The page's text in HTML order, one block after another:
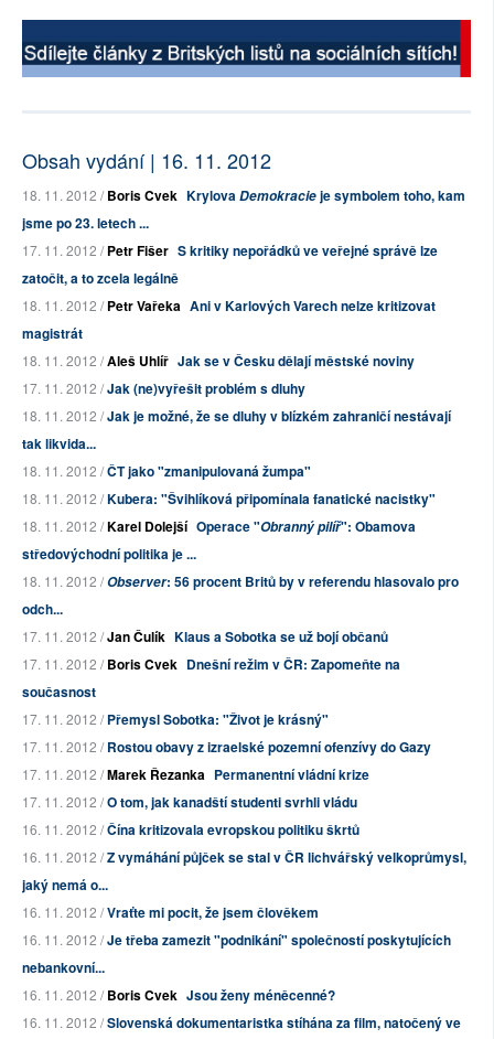
Obsah vydání | 16. 11. 2012
18. 11. 2012 /Boris Cvek KrylovaDemokracieje symbolem toho, kam
jsme po 23. letech ...
17. 11. 2012 /Petr Fišer S kritiky nepořádků ve veřejné správě lze
zatočit, a to zcela legálně
18. 11. 2012 /Petr Vařeka Ani v Karlových Varech nelze kritizovat
magistrát
18. 11. 2012 /Aleš Uhlíř Jak se v Česku dělají městské noviny
17. 11. 2012 /Jak (ne)vyřešit problém s dluhy
18. 11. 2012 /Jak je možné, že se dluhy v blízkém zahraničí nestávají
tak likvida...
18. 11. 2012 /ČT jako "zmanipulovaná žumpa"
18. 11. 2012 /Kubera: "Švihlíková připomínala fanatické nacistky"
18. 11. 2012 /Karel Dolejší Operace "Obranný pilíř": Obamova
středovýchodní politika je ...
18. 11. 2012 /Observer: 56 procent Britů by v referendu hlasovalo pro
odch...
17. 11. 2012 /Jan Čulík Klaus a Sobotka se už bojí občanů
17. 11. 2012 /Boris Cvek Dnešní režim v ČR: Zapomeňte na
současnost
17. 11. 2012 /Přemysl Sobotka: "Život je krásný"
17. 11. 2012 /Rostou obavy z izraelské pozemní ofenzívy do Gazy
17. 11. 2012 /Marek Řezanka Permanentní vládní krize
17. 11. 2012 /O tom, jak kanadští studenti svrhli vládu
16. 11. 2012 /Čína kritizovala evropskou politiku škrtů
16. 11. 2012 /Z vymáhání půjček se stal v ČR lichvářský velkoprůmysl,
jaký nemá o...
16. 11. 2012 /Vraťte mi pocit, že jsem člověkem
16. 11. 2012 /Je třeba zamezit "podnikání" společností poskytujících
nebankovní...
16. 11. 2012 /Boris Cvek Jsou ženy méněcenné?
16. 11. 2012 /Slovenská dokumentaristka stíhána za film, natočený ve